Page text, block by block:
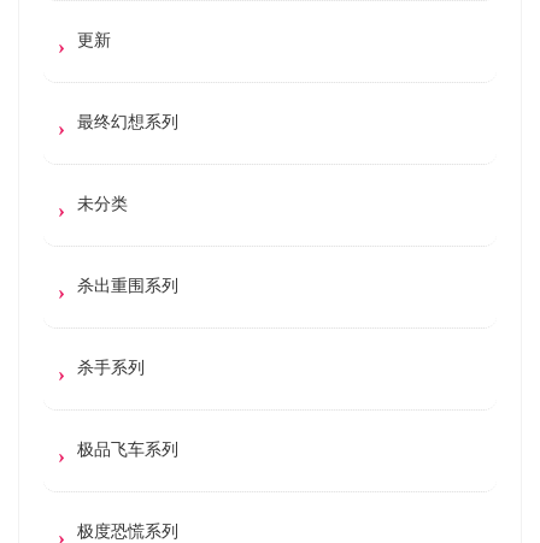
更新
最终幻想系列
未分类
杀出重围系列
杀手系列
极品飞车系列
极度恐慌系列